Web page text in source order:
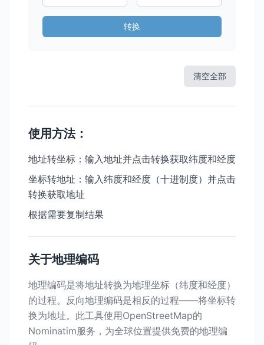
转换
清空全部
使用方法：
地址转坐标：输入地址并点击转换获取纬度和经度
坐标转地址：输入纬度和经度（十进制度）并点击
转换获取地址
根据需要复制结果
关于地理编码
地理编码是将地址转换为地理坐标（纬度和经度）
的过程。反向地理编码是相反的过程——将坐标转
换为地址。此工具使用OpenStreetMap的
Nominatim服务，为全球位置提供免费的地理编